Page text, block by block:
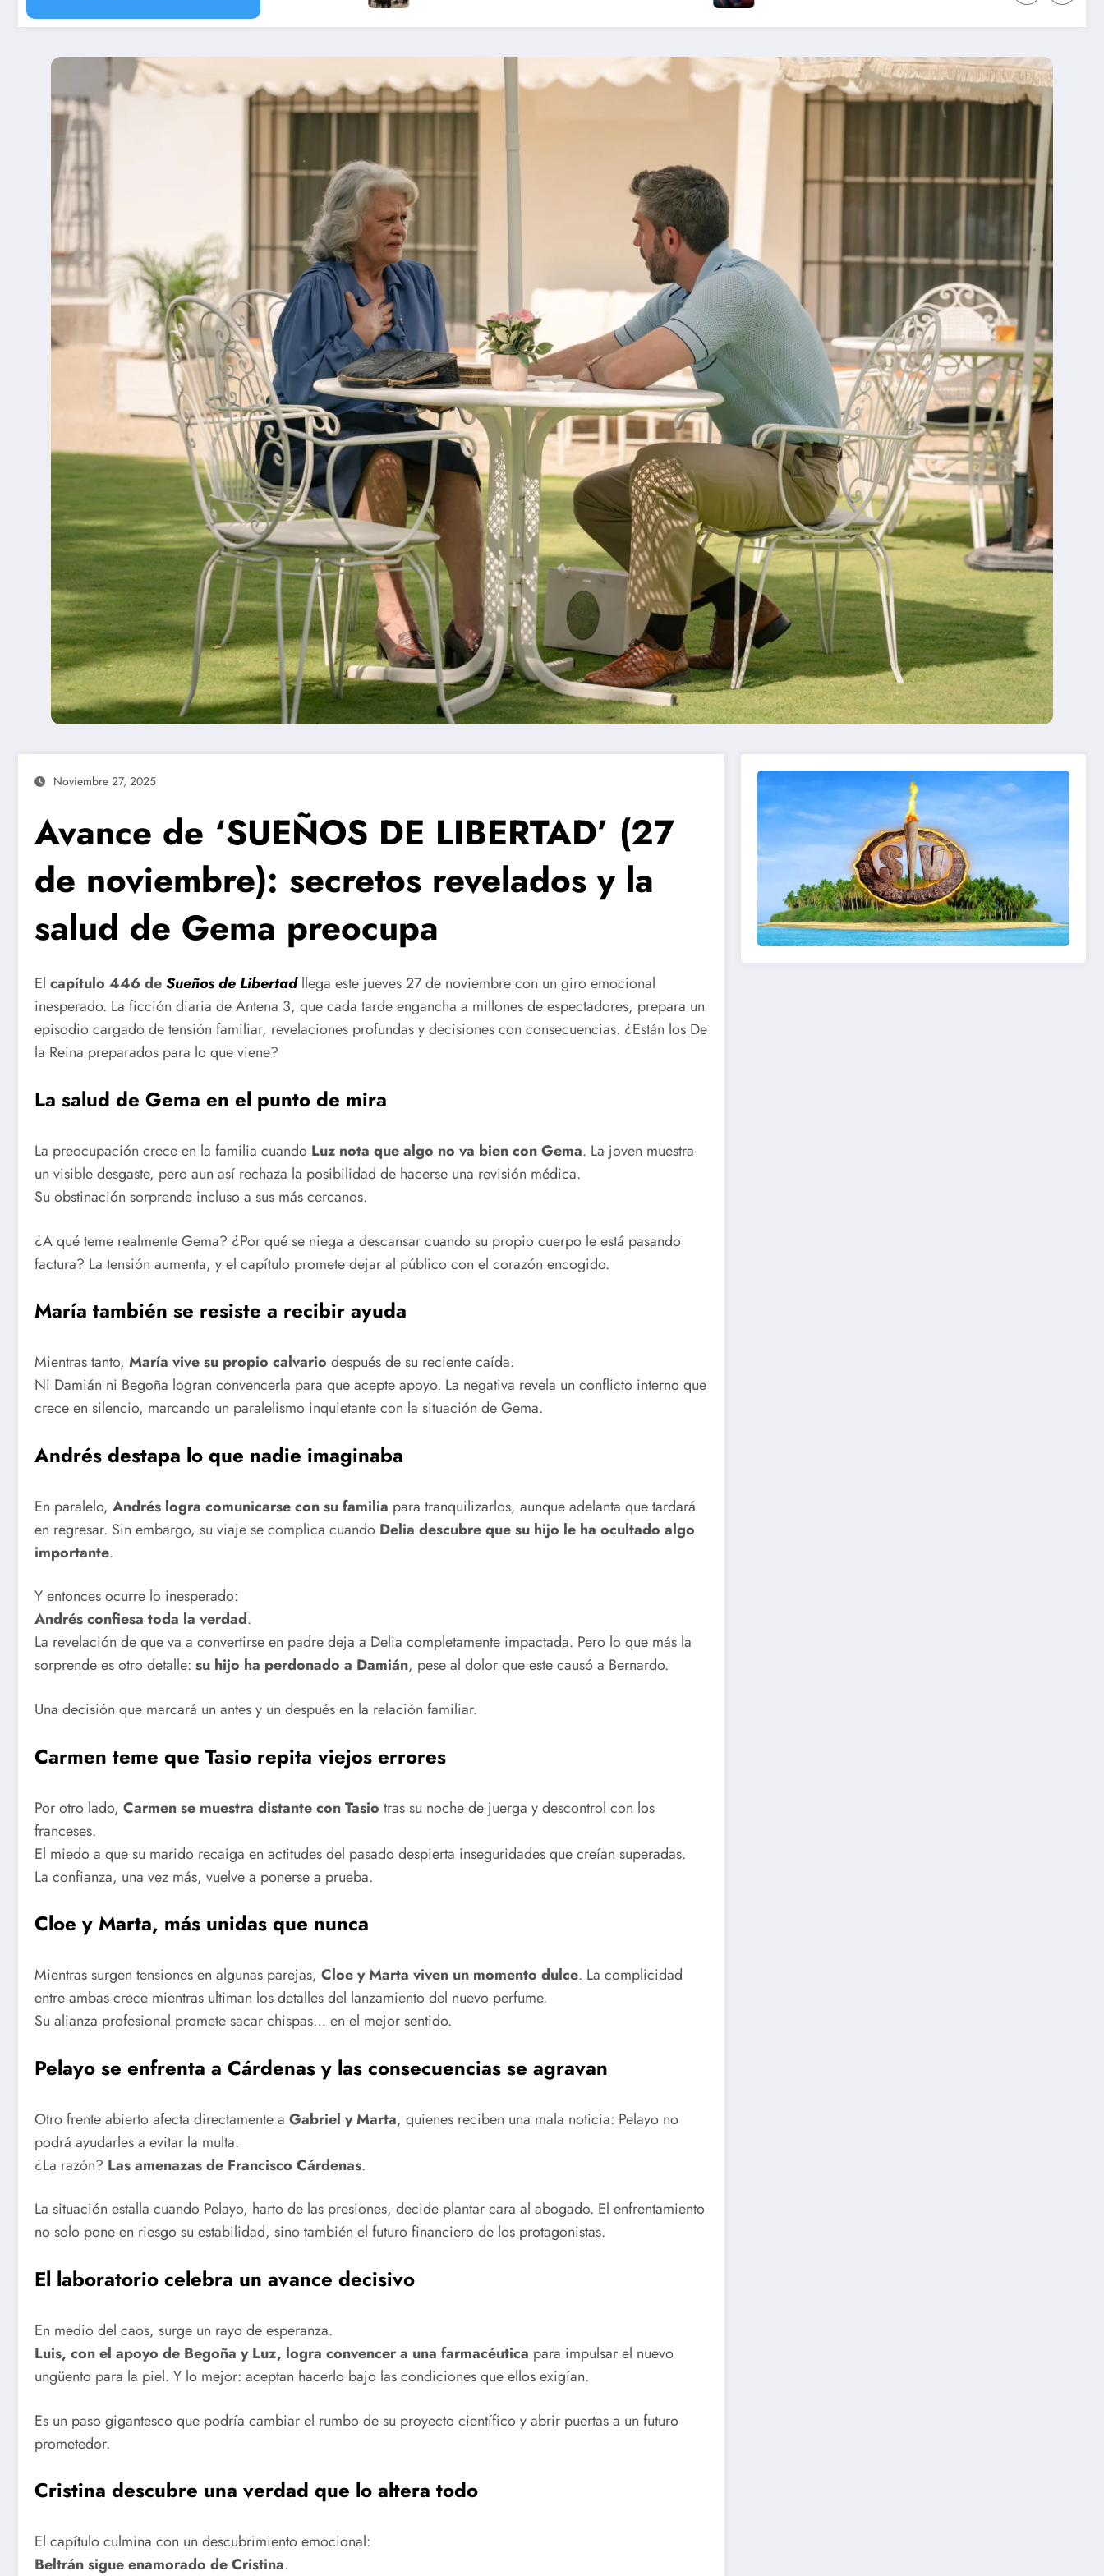
Noviembre 27, 2025
Avance de ‘SUEÑOS DE LIBERTAD’ (27
de noviembre): secretos revelados y la
salud de Gema preocupa
El capítulo 446 deSueños de Libertadllega este jueves 27 de noviembre con un giro emocional
inesperado. La ficción diaria de Antena 3, que cada tarde engancha a millones de espectadores, prepara un
episodio cargado de tensión familiar, revelaciones profundas y decisiones con consecuencias. ¿Están los De
la Reina preparados para lo que viene?
La salud de Gema en el punto de mira
La preocupación crece en la familia cuando Luz nota que algo no va bien con Gema. La joven muestra
un visible desgaste, pero aun así rechaza la posibilidad de hacerse una revisión médica.
Su obstinación sorprende incluso a sus más cercanos.
¿A qué teme realmente Gema? ¿Por qué se niega a descansar cuando su propio cuerpo le está pasando
factura? La tensión aumenta, y el capítulo promete dejar al público con el corazón encogido.
María también se resiste a recibir ayuda
Mientras tanto, María vive su propio calvario después de su reciente caída.
Ni Damián ni Begoña logran convencerla para que acepte apoyo. La negativa revela un conflicto interno que
crece en silencio, marcando un paralelismo inquietante con la situación de Gema.
Andrés destapa lo que nadie imaginaba
En paralelo, Andrés logra comunicarse con su familia para tranquilizarlos, aunque adelanta que tardará
en regresar. Sin embargo, su viaje se complica cuando Delia descubre que su hijo le ha ocultado algo
importante.
Y entonces ocurre lo inesperado:
Andrés confiesa toda la verdad.
La revelación de que va a convertirse en padre deja a Delia completamente impactada. Pero lo que más la
sorprende es otro detalle: su hijo ha perdonado a Damián, pese al dolor que este causó a Bernardo.
Una decisión que marcará un antes y un después en la relación familiar.
Carmen teme que Tasio repita viejos errores
Por otro lado, Carmen se muestra distante con Tasio tras su noche de juerga y descontrol con los
franceses.
El miedo a que su marido recaiga en actitudes del pasado despierta inseguridades que creían superadas.
La confianza, una vez más, vuelve a ponerse a prueba.
Cloe y Marta, más unidas que nunca
Mientras surgen tensiones en algunas parejas, Cloe y Marta viven un momento dulce. La complicidad
entre ambas crece mientras ultiman los detalles del lanzamiento del nuevo perfume.
Su alianza profesional promete sacar chispas… en el mejor sentido.
Pelayo se enfrenta a Cárdenas y las consecuencias se agravan
Otro frente abierto afecta directamente a Gabriel y Marta, quienes reciben una mala noticia: Pelayo no
podrá ayudarles a evitar la multa.
¿La razón? Las amenazas de Francisco Cárdenas.
La situación estalla cuando Pelayo, harto de las presiones, decide plantar cara al abogado. El enfrentamiento
no solo pone en riesgo su estabilidad, sino también el futuro financiero de los protagonistas.
El laboratorio celebra un avance decisivo
En medio del caos, surge un rayo de esperanza.
Luis, con el apoyo de Begoña y Luz, logra convencer a una farmacéutica para impulsar el nuevo
ungüento para la piel. Y lo mejor: aceptan hacerlo bajo las condiciones que ellos exigían.
Es un paso gigantesco que podría cambiar el rumbo de su proyecto científico y abrir puertas a un futuro
prometedor.
Cristina descubre una verdad que lo altera todo
El capítulo culmina con un descubrimiento emocional:
Beltrán sigue enamorado de Cristina.